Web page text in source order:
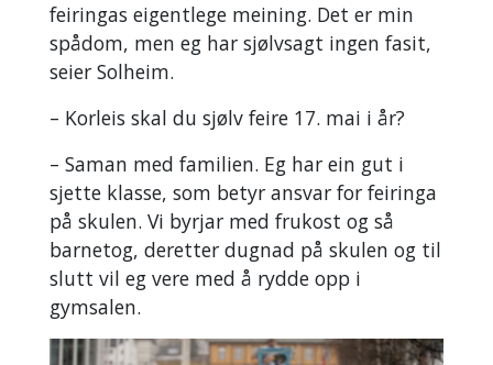
feiringas eigentlege meining. Det er min
spådom, men eg har sjølvsagt ingen fasit,
seier Solheim.
– Korleis skal du sjølv feire 17. mai i år?
– Saman med familien. Eg har ein gut i
sjette klasse, som betyr ansvar for feiringa
på skulen. Vi byrjar med frukost og så
barnetog, deretter dugnad på skulen og til
slutt vil eg vere med å rydde opp i
gymsalen.